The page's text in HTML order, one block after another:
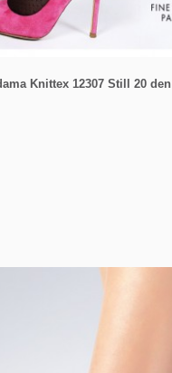
Knittex 12307 Still 20 den